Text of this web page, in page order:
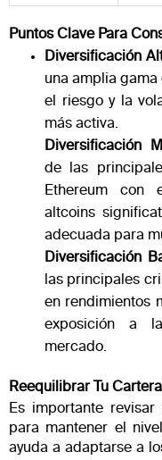
Puntos Clave Para
Diversificación
una amplia gama
el riesgo y la
más activa.
Diversificación
de las
Ethereum con
altcoins
adecuada para
Diversificación
las principales
en rendimientos
exposición a
mercado.
Reequilibrar Tu
Es importante
para mantener el
ayuda a adaptarse a